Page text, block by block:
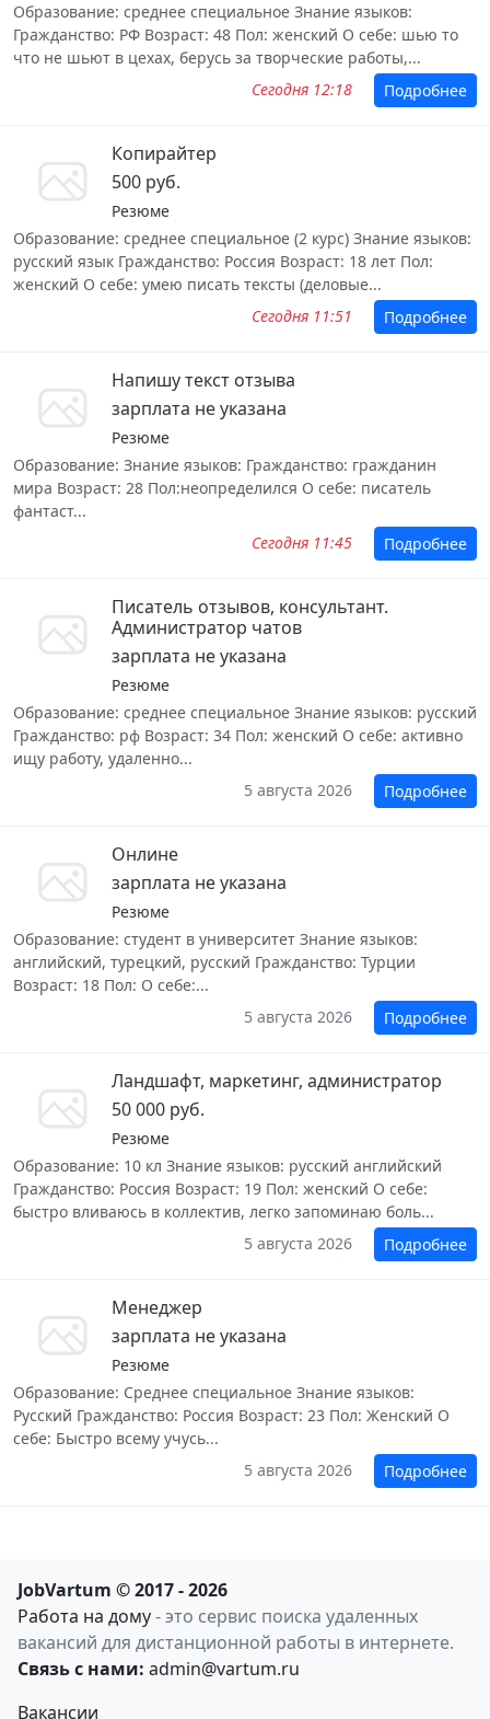
Образование: среднее специальное Знание языков:
Гражданство: РФ Возраст: 48 Пол: женский О себе: шью то
что не шьют в цехах, берусь за творческие работы,...
Сегодня 12:18
Подробнее
Копирайтер
500 руб.
Резюме
Образование: среднее специальное (2 курс) Знание языков:
русский язык Гражданство: Россия Возраст: 18 лет Пол:
женский О себе: умею писать тексты (деловые...
Сегодня 11:51
Подробнее
Напишу текст отзыва
зарплата не указана
Резюме
Образование: Знание языков: Гражданство: гражданин
мира Возраст: 28 Пол:неопределился О себе: писатель
фантаст...
Сегодня 11:45
Подробнее
Писатель отзывов, консультант.
Администратор чатов
зарплата не указана
Резюме
Образование: среднее специальное Знание языков: русский
Гражданство: рф Возраст: 34 Пол: женский О себе: активно
ищу работу, удаленно...
5 августа 2026
Подробнее
Онлине
зарплата не указана
Резюме
Образование: студент в университет Знание языков:
английский, турецкий, русский Гражданство: Турции
Возраст: 18 Пол: О себе:...
5 августа 2026
Подробнее
Ландшафт, маркетинг, администратор
50 000 руб.
Резюме
Образование: 10 кл Знание языков: русский английский
Гражданство: Россия Возраст: 19 Пол: женский О себе:
быстро вливаюсь в коллектив, легко запоминаю боль...
5 августа 2026
Подробнее
Менеджер
зарплата не указана
Резюме
Образование: Среднее специальное Знание языков:
Русский Гражданство: Россия Возраст: 23 Пол: Женский О
себе: Быстро всему учусь...
5 августа 2026
Подробнее
JobVartum © 2017 - 2026
Работа на дому- это сервис поиска удаленных
вакансий для дистанционной работы в интернете.
Связь с нами: admin@vartum.ru
Вакансии